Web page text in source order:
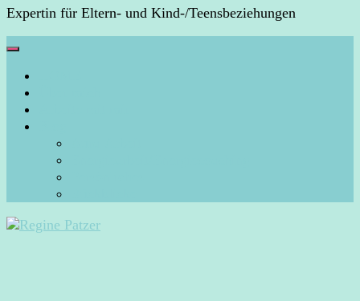
Expertin für Eltern- und Kind-/Teensbeziehungen